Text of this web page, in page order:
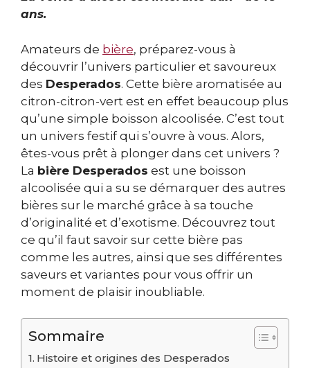
ans.
Amateurs de bière, préparez-vous à
découvrir l’univers particulier et savoureux
des Desperados. Cette bière aromatisée au
citron-citron-vert est en effet beaucoup plus
qu’une simple boisson alcoolisée. C’est tout
un univers festif qui s’ouvre à vous. Alors,
êtes-vous prêt à plonger dans cet univers ?
La bière Desperados est une boisson
alcoolisée qui a su se démarquer des autres
bières sur le marché grâce à sa touche
d’originalité et d’exotisme. Découvrez tout
ce qu’il faut savoir sur cette bière pas
comme les autres, ainsi que ses différentes
saveurs et variantes pour vous offrir un
moment de plaisir inoubliable.
Sommaire
Histoire et origines des Desperados